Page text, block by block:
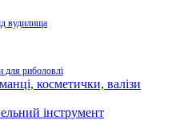
вудилища
риболовлі
косметички, валізи
інструмент